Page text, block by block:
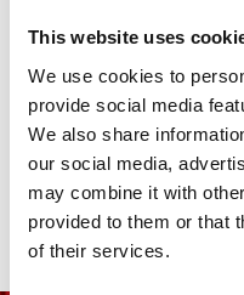
This website uses
We use cookies to
provide social media
We also share
our social media,
may combine it with
provided to them or that
of their services.
WM SE
18. сентября 2026 - 19.
Maps